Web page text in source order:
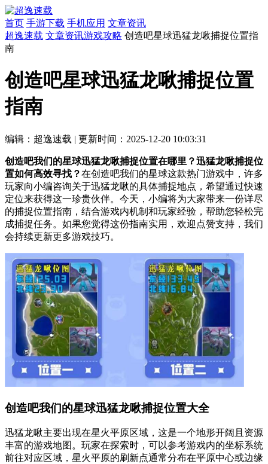
首页 手游下载 手机应用 文章资讯
超逸速载 文章资讯游戏攻略 创造吧星球迅猛龙啾捕捉位置指
南
创造吧星球迅猛龙啾捕捉位置
指南
编辑：超逸速载 | 更新时间：2025-12-20 10:03:31
创造吧我们的星球迅猛龙啾捕捉位置在哪里？迅猛龙啾捕捉位
置如何高效寻找？在创造吧我们的星球这款热门游戏中，许多
玩家向小编咨询关于迅猛龙啾的具体捕捉地点，希望通过快速
定位来获得这一珍贵伙伴。今天，小编将为大家带来一份详尽
的捕捉位置指南，结合游戏内机制和玩家经验，帮助您轻松完
成捕捉任务。如果您觉得这份指南实用，欢迎点赞支持，我们
会持续更新更多游戏技巧。
创造吧我们的星球迅猛龙啾捕捉位置大全
迅猛龙啾主要出现在星火平原区域，这是一个地形开阔且资源
丰富的游戏地图。玩家在探索时，可以参考游戏内的坐标系统
前往对应区域，星火平原的刷新点通常分布在平原中心或边缘